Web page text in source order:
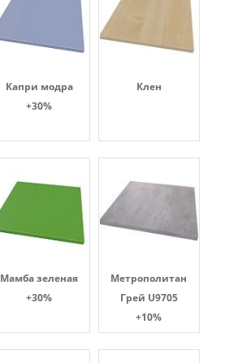
Капри модра
+30%
Клен
Мамба зеленая
+30%
Метрополитан
Грей U9705
+10%